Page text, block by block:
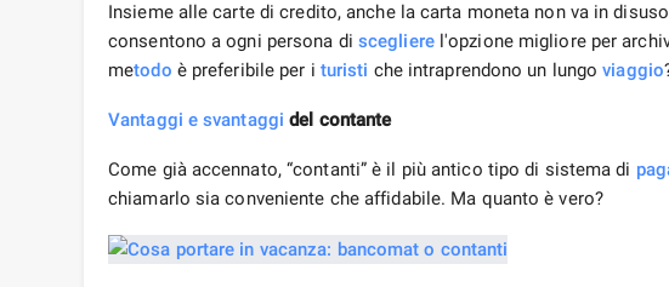
Insieme alle carte di credito, anche la carta moneta non va in
consentono a ogni persona di sceglierel'opzione migliore per
metodo è preferibile per i turisti che intraprendono un lungoviaggio
Vantaggi e svantaggi del contante
Come già accennato, “contanti” è il più antico tipo di sistema di
chiamarlo sia conveniente che affidabile. Ma quanto è vero?